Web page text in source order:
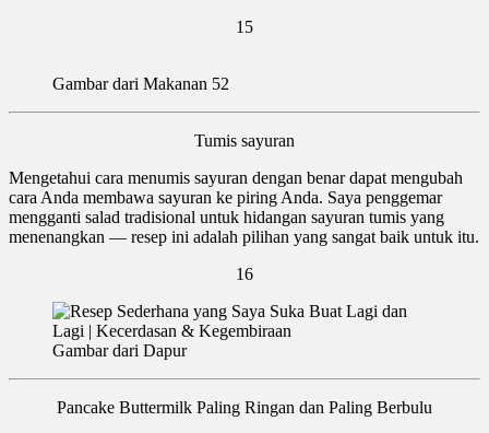
15
Gambar dari Makanan 52
Tumis sayuran
Mengetahui cara menumis sayuran dengan benar dapat mengubah
cara Anda membawa sayuran ke piring Anda. Saya penggemar
mengganti salad tradisional untuk hidangan sayuran tumis yang
menenangkan — resep ini adalah pilihan yang sangat baik untuk itu.
16
Gambar dari Dapur
Pancake Buttermilk Paling Ringan dan Paling Berbulu